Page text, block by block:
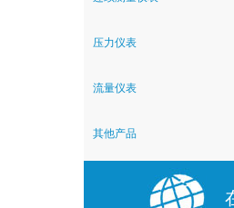
压力仪表
流量仪表
其他产品